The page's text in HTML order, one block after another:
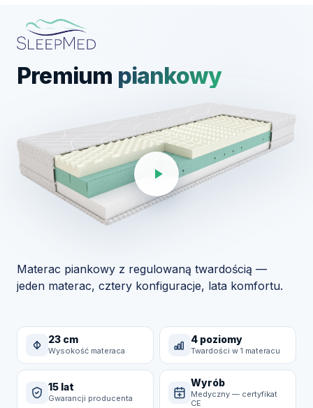
Premium piankowy
Materac piankowy z regulowaną twardością —
jeden materac, cztery konfiguracje, lata komfortu.
23 cm
Wysokość materaca
4 poziomy
Twardości w 1 materacu
15 lat
Gwarancji producenta
Wyrób
Medyczny — certyfikat
CE